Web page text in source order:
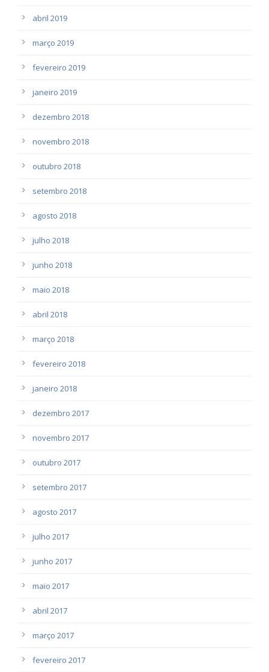
abril 2019
março 2019
fevereiro 2019
janeiro 2019
dezembro 2018
novembro 2018
outubro 2018
setembro 2018
agosto 2018
julho 2018
junho 2018
maio 2018
abril 2018
março 2018
fevereiro 2018
janeiro 2018
dezembro 2017
novembro 2017
outubro 2017
setembro 2017
agosto 2017
julho 2017
junho 2017
maio 2017
abril 2017
março 2017
fevereiro 2017